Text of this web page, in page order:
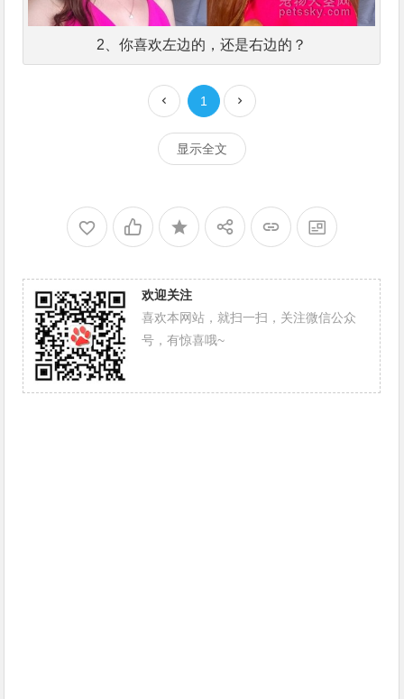
2、你喜欢左边的，还是右边的？
1
显示全文
欢迎关注
喜欢本网站，就扫一扫，关注微信公众
号，有惊喜哦~